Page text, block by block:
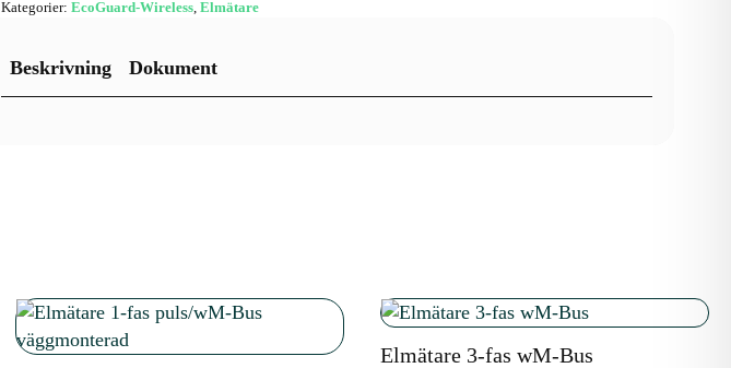
Kategorier: EcoGuard-Wireless, Elmätare
Beskrivning Dokument
Elmätare 3-fas wM-Bus